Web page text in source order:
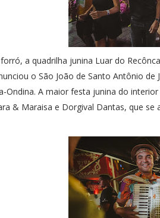
a quadrilha junina Luar do
o São João de Santo Antônio
Ondina. A maior festa junina do
& Maraisa e Dorgival Dantas, que